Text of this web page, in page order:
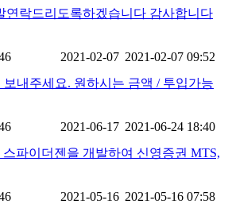
연락드리도록하겠습니다 감사합니다
2021-02-07 2021-02-07 09:52
내주세요. 원하시는 금액 / 투입가능
2021-06-17 2021-06-24 18:40
파이더젠을 개발하여 신영증권 MTS,
2021-05-16 2021-05-16 07:58